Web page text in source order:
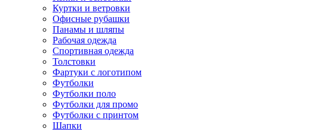
Куртки и ветровки
Офисные рубашки
Панамы и шляпы
Рабочая одежда
Спортивная одежда
Толстовки
Фартуки с логотипом
Футболки
Футболки поло
Футболки для промо
Футболки с принтом
Шапки